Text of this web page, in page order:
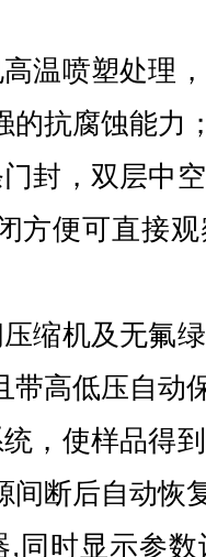
温喷塑处理
的抗腐蚀能力
封，双层中
方便可直接
缩机及无氟
带高低压自动
，使样品得
间断后自动恢
,同时显示参